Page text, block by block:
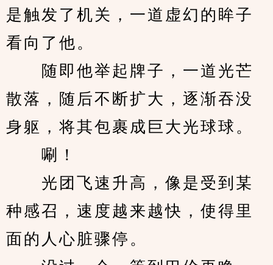
是触发了机关，一道虚幻的眸子
看向了他。
随即他举起牌子，一道光芒
散落，随后不断扩大，逐渐吞没
身躯，将其包裹成巨大光球球。
唰！
光团飞速升高，像是受到某
种感召，速度越来越快，使得里
面的人心脏骤停。